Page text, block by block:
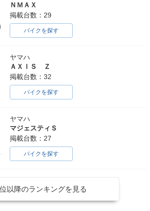
ＮＭＡＸ
掲載台数：29
バイクを探す
ヤマハ
ＡＸＩＳ Ｚ
掲載台数：32
バイクを探す
ヤマハ
マジェスティＳ
掲載台数：27
バイクを探す
以降のランキングを見る